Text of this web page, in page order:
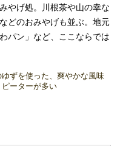
やげ処。川根茶や山の幸な
どのおみやげも並ぶ。地元
パン」など、ここならでは
ずを使った、爽やかな風味
ーターが多い